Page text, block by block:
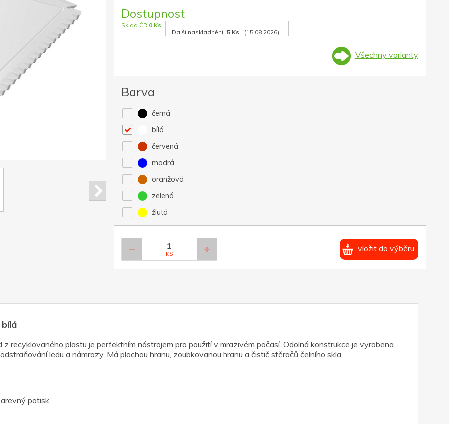
Dostupnost
Sklad ČR 0 Ks
Další naskladnění: 5 Ks (15.08.2026)
Všechny varianty
Barva
černá
bílá
červená
modrá
oranžová
zelená
žlutá
KS
vložit do výběru
bílá
recyklovaného plastu je perfektním nástrojem pro použití v mrazivém počasí. Odolná konstrukce je vyrobena
ledu a námrazy. Má plochou hranu, zoubkovanou hranu a čistič stěračů čelního skla.
potisk